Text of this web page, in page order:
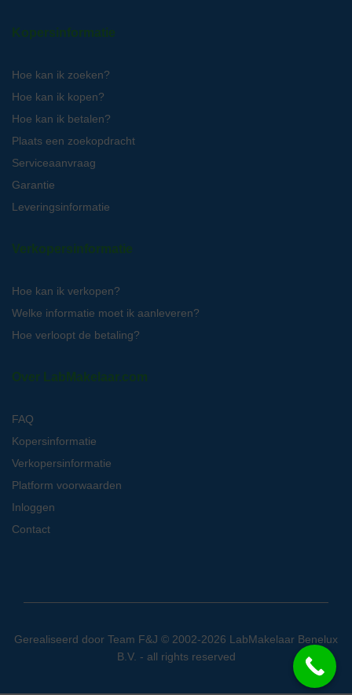
Kopersinformatie
Hoe kan ik zoeken?
Hoe kan ik kopen?
Hoe kan ik betalen?
Plaats een zoekopdracht
Serviceaanvraag
Garantie
Leveringsinformatie
Verkopersinformatie
Hoe kan ik verkopen?
Welke informatie moet ik aanleveren?
Hoe verloopt de betaling?
Over LabMakelaar.com
FAQ
Kopersinformatie
Verkopersinformatie
Platform voorwaarden
Inloggen
Contact
Gerealiseerd door Team F&J © 2002-2026 LabMakelaar Benelux
B.V. - all rights reserved